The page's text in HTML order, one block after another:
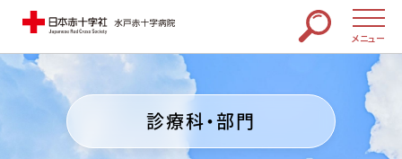
メニュー
診療科・部門